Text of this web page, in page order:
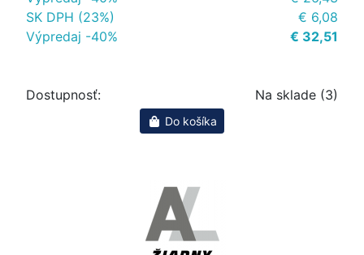
SK DPH (23%)
€ 6,08
Výpredaj -40%
€ 32,51
Dostupnosť: Na sklade (3)
Do košíka